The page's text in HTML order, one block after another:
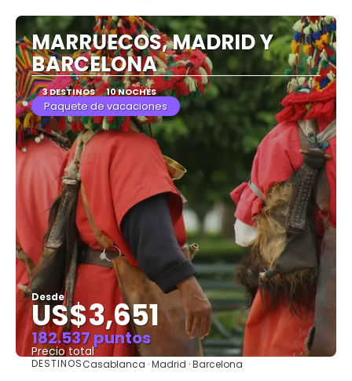
MARRUECOS, MADRID Y
BARCELONA
3 DESTINOS 10 NOCHES
Paquete de vacaciones
Desde
US$3,651
182.537 puntos
Precio total
Ver
DESTINOSCasablanca · Madrid · Barcelona